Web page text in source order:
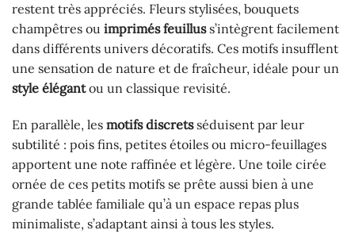
restent très appréciés. Fleurs stylisées, bouquets
champêtres ou imprimés feuilluss’intègrent facilement
dans différents univers décoratifs. Ces motifs insufflent
une sensation de nature et de fraîcheur, idéale pour un
style élégantou un classique revisité.
En parallèle, les motifs discretsséduisent par leur
subtilité : pois fins, petites étoiles ou micro-feuillages
apportent une note raffinée et légère. Une toile cirée
ornée de ces petits motifs se prête aussi bien à une
grande tablée familiale qu’à un espace repas plus
minimaliste, s’adaptant ainsi à tous les styles.